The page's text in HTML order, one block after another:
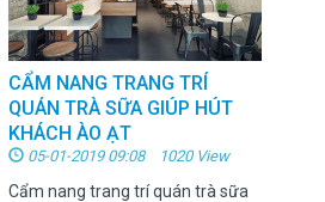
CẨM NANG TRANG TRÍ
QUÁN TRÀ SỮA GIÚP HÚT
KHÁCH ÀO ẠT
05-01-2019 09:08 1020 View
Cẩm nang trang trí quán trà sữa